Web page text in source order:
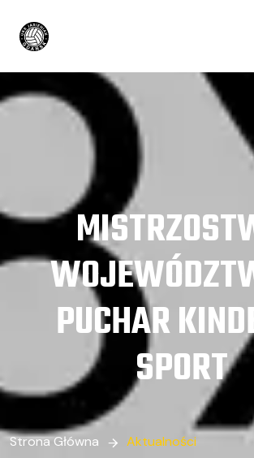
PUCHAR
SPORT
Strona Główna Aktualności